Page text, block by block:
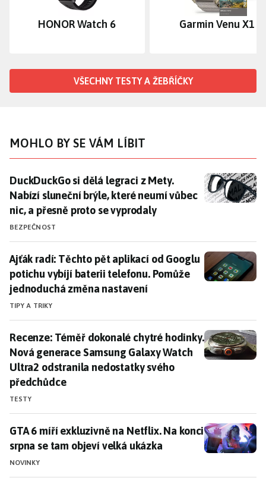
HONOR Watch 6 Garmin Venu X1
VŠECHNY TESTY A ŽEBŘÍČKY
MOHLO BY SE VÁM LÍBIT
DuckDuckGo si dělá legraci z Mety. Nabízí sluneční
DuckDuckGo si dělá legraci z Mety.
Nabízí sluneční brýle, které neumí vůbec
nic, a přesně proto se vyprodaly
BEZPEČNOST
Ajťák radí: Těchto pět aplikací od Googlu potichu
Ajťák radí: Těchto pět aplikací od Googlu
potichu vybíjí baterii telefonu. Pomůže
jednoduchá změna nastavení
TIPY A TRIKY
Recenze: Téměř dokonalé chytré hodinky. Nová
Recenze: Téměř dokonalé chytré hodinky.
Nová generace Samsung Galaxy Watch
Ultra2 odstranila nedostatky svého
předchůdce
TESTY
GTA 6 míří exkluzivně na Netflix. Na konci srpna se
GTA 6 míří exkluzivně na Netflix. Na konci
srpna se tam objeví velká ukázka
NOVINKY